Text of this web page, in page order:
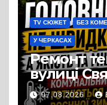
TV СЮЖЕТ БЕЗ
У ЧЕРКАСАХ
Ремонт
вулиці
07.08.2026